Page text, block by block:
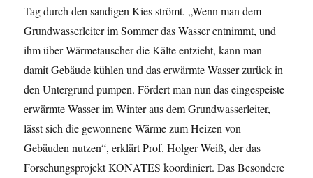
Tag durch den sandigen Kies strömt. „Wenn man dem
Grundwasserleiter im Sommer das Wasser entnimmt, und
ihm über Wärmetauscher die Kälte entzieht, kann man
damit Gebäude kühlen und das erwärmte Wasser zurück in
den Untergrund pumpen. Fördert man nun das eingespeiste
erwärmte Wasser im Winter aus dem Grundwasserleiter,
lässt sich die gewonnene Wärme zum Heizen von
Gebäuden nutzen“, erklärt Prof. Holger Weiß, der das
Forschungsprojekt KONATES koordiniert. Das Besondere